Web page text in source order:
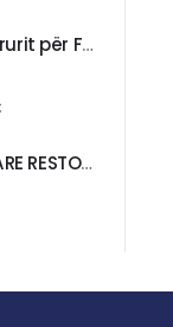
Shtrat i Drurit për Foshnja – Komoditet dhe Praktikë për Fëmijën Tuaj
URBAN CARE RESTORE REPAIR BONDING OIL ANTI DAMAGE HAIR CARE OIL